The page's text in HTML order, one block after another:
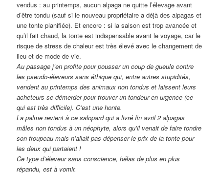
vendus : au printemps, aucun alpaga ne quitte l’élevage avant
d’être tondu (sauf si le nouveau propriétaire a déjà des alpagas et
une tonte planifiée). Et encore : si la saison est trop avancée et
qu’il fait chaud, la tonte est indispensable avant le voyage, car le
risque de stress de chaleur est très élevé avec le changement de
lieu et de mode de vie.
Au passage j’en profite pour pousser un coup de gueule contre
les pseudo-éleveurs sans éthique qui, entre autres stupidités,
vendent au printemps des animaux non tondus et laissent leurs
acheteurs se démerder pour trouver un tondeur en urgence (ce
qui est très difficile). C’est une honte.
La palme revient à ce salopard qui a livré fin avril 2 alpagas
mâles non tondus à un néophyte, alors qu’il venait de faire tondre
son troupeau mais n’allait pas dépenser le prix de la tonte pour
les deux qui partaient !
Ce type d’éleveur sans conscience, hélas de plus en plus
répandu, est à vomir.